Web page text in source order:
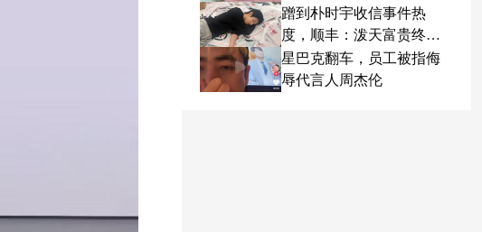
蹭到朴时宇收信事件热
度，顺丰：泼天富贵终于
轮到我了
星巴克翻车，员工被指侮
辱代言人周杰伦